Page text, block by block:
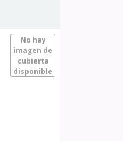
No hay
imagen de
cubierta
disponible